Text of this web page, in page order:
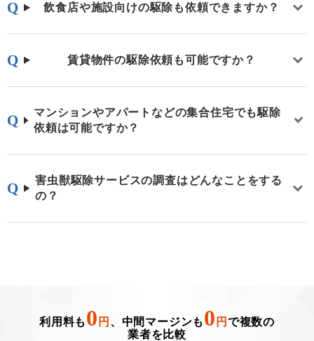
飲食店や施設向けの駆除も依頼できますか？
賃貸物件の駆除依頼も可能ですか？
マンションやアパートなどの集合住宅でも駆除
依頼は可能ですか？
害虫獣駆除サービスの調査はどんなことをする
の？
利用料も 0 円 、中間マージンも 0 円 で複数の
業者を比較